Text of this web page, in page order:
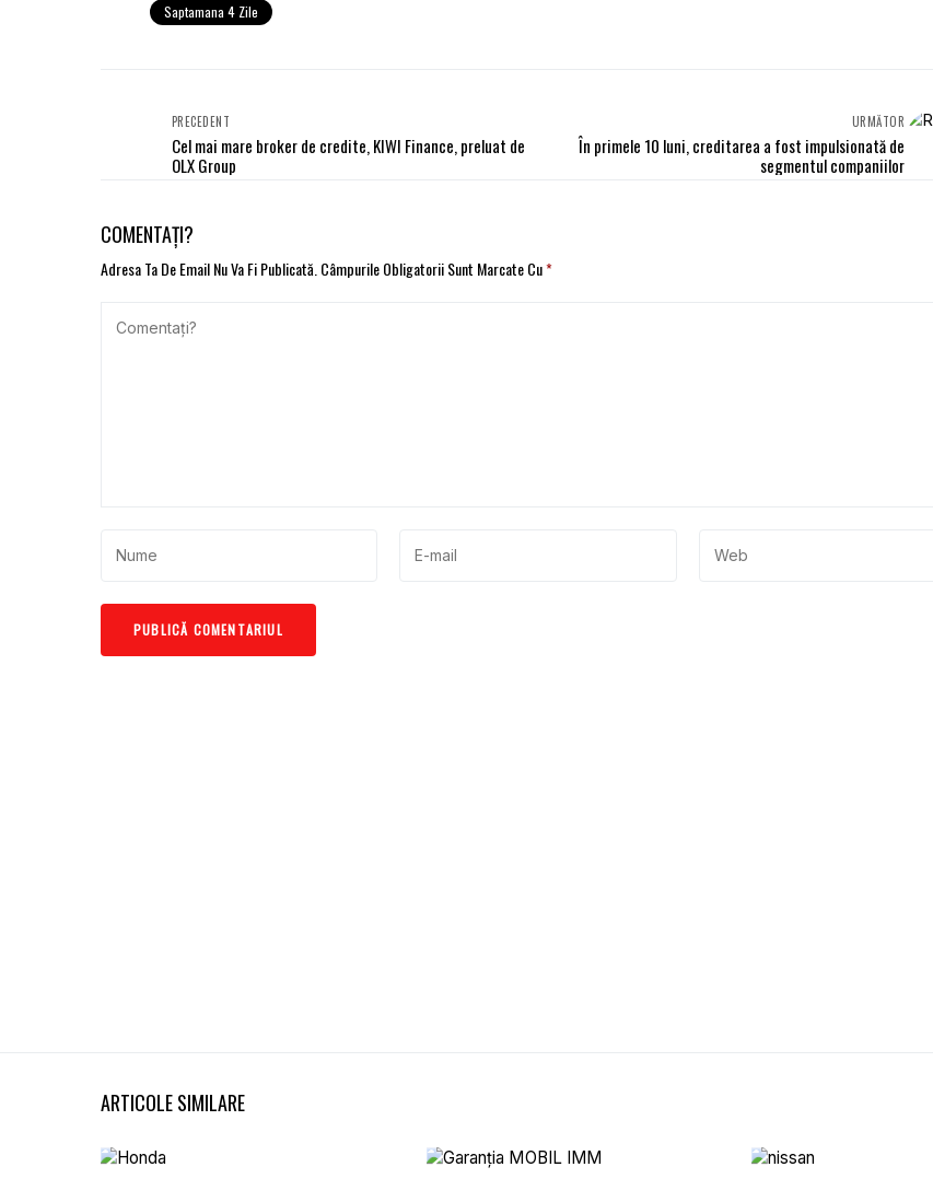
Saptamana 4 Zile
PRECEDENT
Cel mai mare broker de credite, KIWI Finance, preluat de
OLX Group
URMĂTOR
În primele 10 luni, creditarea a fost impulsionată de
segmentul companiilor
COMENTAȚI?
Adresa Ta De Email Nu Va Fi Publicată. Câmpurile Obligatorii Sunt Marcate Cu*
ARTICOLE SIMILARE